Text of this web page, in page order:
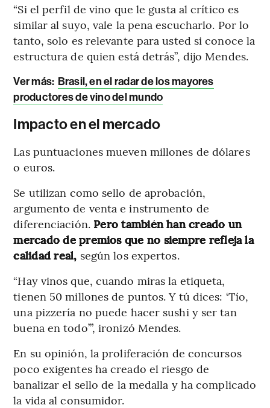
“Si el perfil de vino que le gusta al crítico es
similar al suyo, vale la pena escucharlo. Por lo
tanto, solo es relevante para usted si conoce la
estructura de quien está detrás”, dijo Mendes.
Ver más: Brasil, en el radar de los mayores
productores de vino del mundo
Impacto en el mercado
Las puntuaciones mueven millones de dólares
o euros.
Se utilizan como sello de aprobación,
argumento de venta e instrumento de
diferenciación.Pero también han creado un
mercado de premios que no siempre refleja la
calidad real, según los expertos.
“Hay vinos que, cuando miras la etiqueta,
tienen 50 millones de puntos. Y tú dices: ‘Tío,
una pizzería no puede hacer sushi y ser tan
buena en todo’”, ironizó Mendes.
En su opinión, la proliferación de concursos
poco exigentes ha creado el riesgo de
banalizar el sello de la medalla y ha complicado
la vida al consumidor.